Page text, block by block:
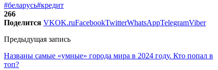
#беларусь#кредит
266
Поделится VKOK.ruFacebookTwitterWhatsAppTelegramViber
Предыдущая запись
Названы самые «умные» города мира в 2024 году. Кто попал в
топ?